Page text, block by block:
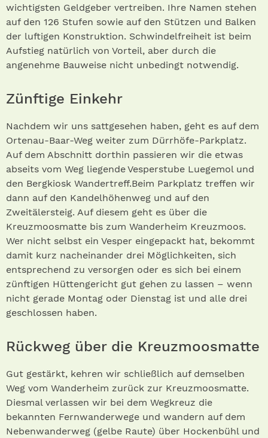
wichtigsten Geldgeber vertreiben. Ihre Namen stehen
auf den 126 Stufen sowie auf den Stützen und Balken
der luftigen Konstruktion. Schwindelfreiheit ist beim
Aufstieg natürlich von Vorteil, aber durch die
angenehme Bauweise nicht unbedingt notwendig.
Zünftige Einkehr
Nachdem wir uns sattgesehen haben, geht es auf dem
Ortenau-Baar-Weg weiter zum Dürrhöfe-Parkplatz.
Auf dem Abschnitt dorthin passieren wir die etwas
abseits vom Weg liegende Vesperstube Luegemol und
den Bergkiosk Wandertreff.Beim Parkplatz treffen wir
dann auf den Kandelhöhenweg und auf den
Zweitälersteig. Auf diesem geht es über die
Kreuzmoosmatte bis zum Wanderheim Kreuzmoos.
Wer nicht selbst ein Vesper eingepackt hat, bekommt
damit kurz nacheinander drei Möglichkeiten, sich
entsprechend zu versorgen oder es sich bei einem
zünftigen Hüttengericht gut gehen zu lassen – wenn
nicht gerade Montag oder Dienstag ist und alle drei
geschlossen haben.
Rückweg über die Kreuzmoosmatte
Gut gestärkt, kehren wir schließlich auf demselben
Weg vom Wanderheim zurück zur Kreuzmoosmatte.
Diesmal verlassen wir bei dem Wegkreuz die
bekannten Fernwanderwege und wandern auf dem
Nebenwanderweg (gelbe Raute) über Hockenbühl und